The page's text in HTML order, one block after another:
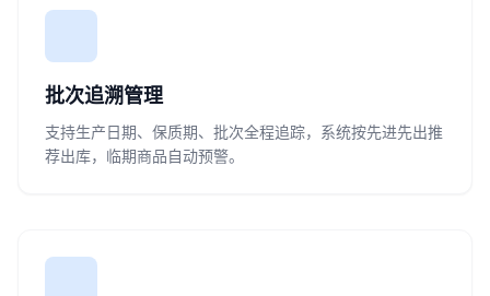
批次追溯管理
支持生产日期、保质期、批次全程追踪，系统按先进先出推
荐出库，临期商品自动预警。